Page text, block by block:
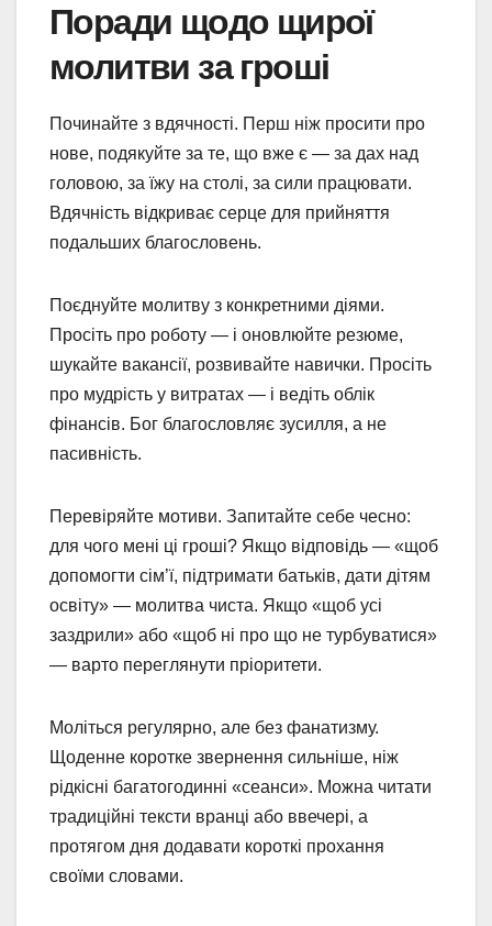
Поради щодо щирої
молитви за гроші
Починайте з вдячності. Перш ніж просити про
нове, подякуйте за те, що вже є — за дах над
головою, за їжу на столі, за сили працювати.
Вдячність відкриває серце для прийняття
подальших благословень.
Поєднуйте молитву з конкретними діями.
Просіть про роботу — і оновлюйте резюме,
шукайте вакансії, розвивайте навички. Просіть
про мудрість у витратах — і ведіть облік
фінансів. Бог благословляє зусилля, а не
пасивність.
Перевіряйте мотиви. Запитайте себе чесно:
для чого мені ці гроші? Якщо відповідь — «щоб
допомогти сім’ї, підтримати батьків, дати дітям
освіту» — молитва чиста. Якщо «щоб усі
заздрили» або «щоб ні про що не турбуватися»
— варто переглянути пріоритети.
Моліться регулярно, але без фанатизму.
Щоденне коротке звернення сильніше, ніж
рідкісні багатогодинні «сеанси». Можна читати
традиційні тексти вранці або ввечері, а
протягом дня додавати короткі прохання
своїми словами.